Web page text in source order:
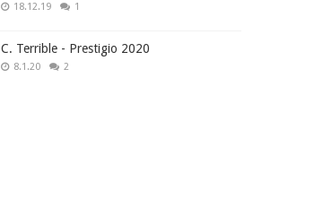
18.12.19 1
C. Terrible - Prestigio 2020
8.1.20 2